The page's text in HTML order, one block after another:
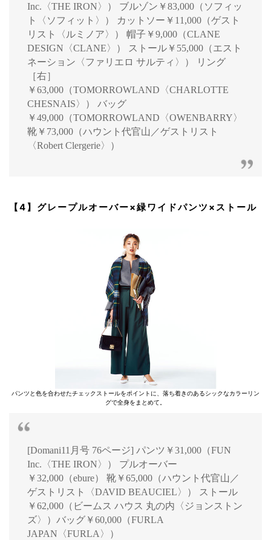
Inc.〈THE IRON〉） ブルゾン￥83,000（ソフィッ
ト〈ソフィット〉） カットソー￥11,000（ゲスト
リスト〈ルミノア〉） 帽子￥9,000（CLANE
DESIGN〈CLANE〉） ストール￥55,000（エスト
ネーション〈ファリエロ サルティ〉） リング
［右］
￥63,000（TOMORROWLAND〈CHARLOTTE
CHESNAIS〉） バッグ
￥49,000（TOMORROWLAND〈OWENBARRY〉
靴￥73,000（ハウント代官山／ゲストリスト
〈Robert Clergerie〉）
【4】グレープルオーバー×緑ワイドパンツ×ストール
パンツと色を合わせたチェックストールをポイントに、落ち着きのあるシックなカラーリン
グで全身をまとめて。
[Domani11月号 76ページ] パンツ￥31,000（FUN
Inc.〈THE IRON〉） プルオーバー
￥32,000（ebure） 靴￥65,000（ハウント代官山／
ゲストリスト〈DAVID BEAUCIEL〉） ストール
￥62,000（ビームス ハウス 丸の内〈ジョンストン
ズ〉）バッグ￥60,000（FURLA
JAPAN〈FURLA〉）